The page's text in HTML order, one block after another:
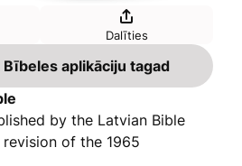
Dalīties
aplikāciju tagad
by the Latvian Bible
of the 1965